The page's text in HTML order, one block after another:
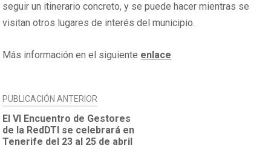
seguir un itinerario concreto, y se puede hacer mientras se
visitan otros lugares de interés del municipio.
Más información en el siguiente enlace
NAVEGACIÓN
DE
ENTRADAS
PUBLICACIÓN ANTERIOR
El VI Encuentro de Gestores
de la RedDTI se celebrará en
Tenerife del 23 al 25 de abril